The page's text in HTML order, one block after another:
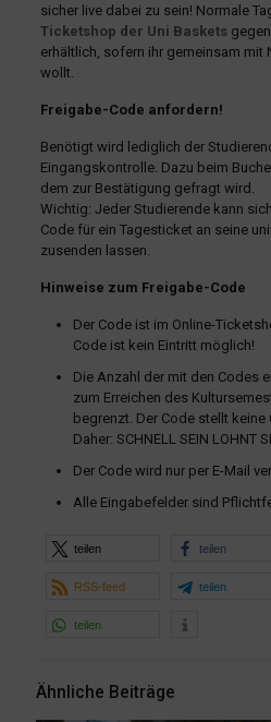
sicher live dabei zu sein! Normale
Ticketshop der Uni Baskets
erhältlich, sofern ihr gemeinsam mit
wollt.
Freigabe-Code anfordern!
Benötigt wird lediglich der
Eingangskontrolle. Dazu beim
dem zur Bestätigung gefragt wird.
Wichtig: Jeder Studierende kann
Code für ein Tagesticket an seine
zusenden lassen.
Hinweise zum Freigabe-Code
Der Code ist im Online-
Code ist kein Eintritt möglich!
Die Anzahl der mit den Codes
zum Erreichen des
begrenzt. Der Code stellt keine
Daher: SCHNELL SEIN LOHNT
Der Code wird nur per E-Mail
Alle Eingabefelder sind
teilen teilen
RSS-feed teilen
teilen
Ähnliche Beiträge